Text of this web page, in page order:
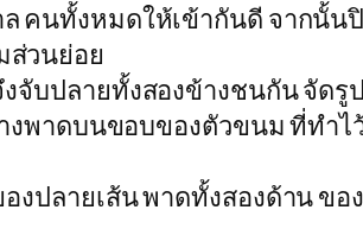
คนทั้งหมดให้เข้ากันดี จากนั้น
ส่วนย่อย
บปลายทั้งสองข้างชนกัน จัดรู
งพาดบนขอบของตัวขนม ที่ทำ
ลายเส้น พาดทั้งสองด้าน ขอ